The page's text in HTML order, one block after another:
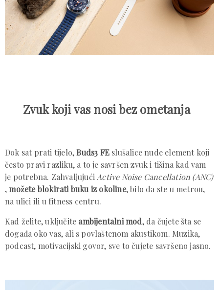
Zvuk koji vas nosi bez ometanja
Dok sat prati tijelo,Buds3 FE slušalice nude element koji
često pravi razliku, a to je savršen zvuk i tišina kad vam
je potrebna. Zahvaljujući Active Noise Cancellation (ANC)
,možete blokirati buku iz okoline, bilo da ste u metrou,
na ulici ili u fitness centru.
Kad želite, uključite ambijentalni mod, da čujete šta se
događa oko vas, ali s povlaštenom akustikom. Muzika,
podcast, motivacijski govor, sve to čujete savršeno jasno.